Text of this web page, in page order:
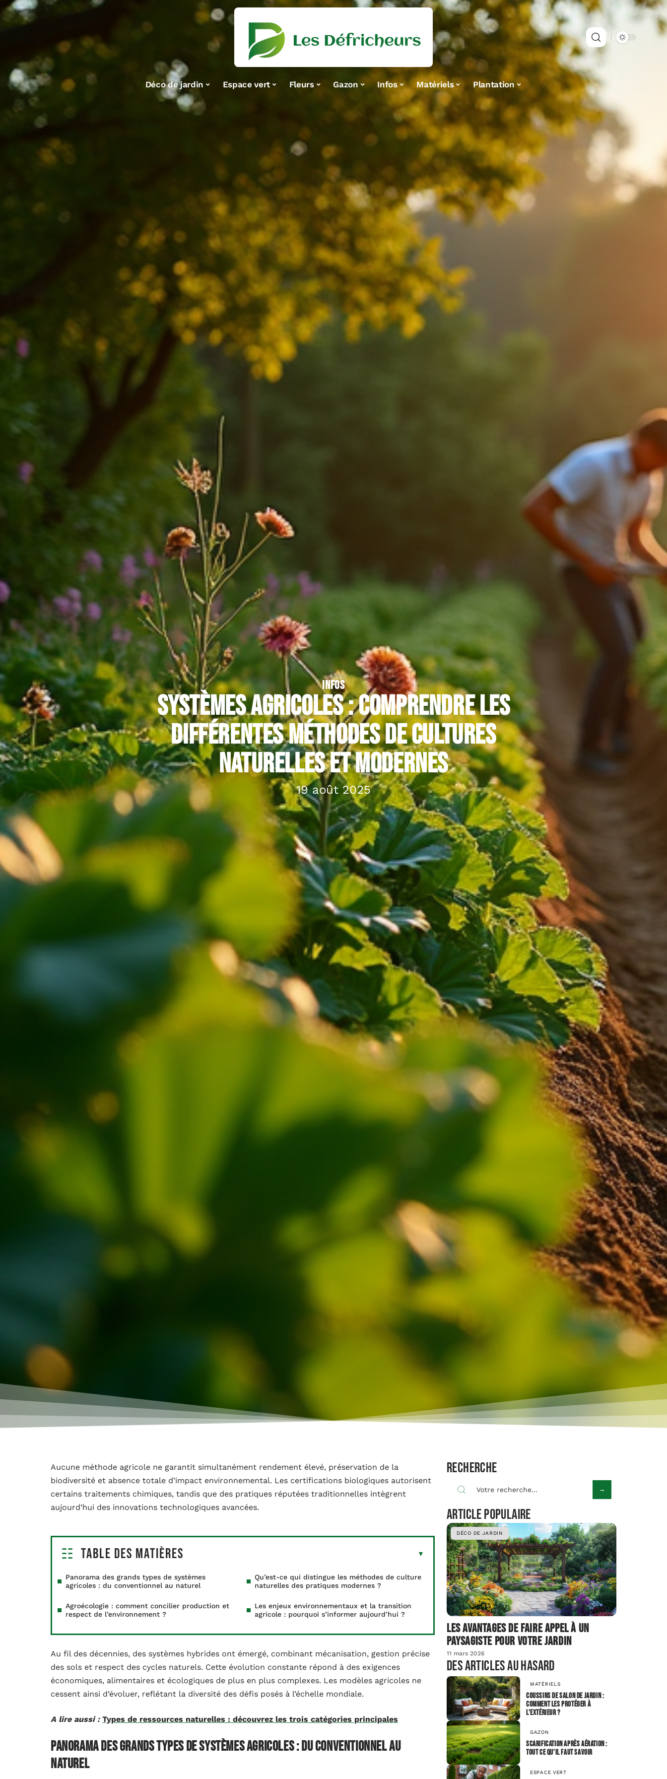
Déco de jardin Espace vert Fleurs Gazon Infos Matériels Plantation
INFOS
Systèmes agricoles : comprendre les
différentes méthodes de cultures
naturelles et modernes
19 août 2025
Aucune méthode agricole ne garantit simultanément rendement élevé, préservation de la
biodiversité et absence totale d’impact environnemental. Les certifications biologiques autorisent
certains traitements chimiques, tandis que des pratiques réputées traditionnelles intègrent
aujourd’hui des innovations technologiques avancées.
Table des matières
Panorama des grands types de systèmes
agricoles : du conventionnel au naturel
Qu’est-ce qui distingue les méthodes de culture
naturelles des pratiques modernes ?
Agroécologie : comment concilier production et
respect de l’environnement ?
Les enjeux environnementaux et la transition
agricole : pourquoi s’informer aujourd’hui ?
Au fil des décennies, des systèmes hybrides ont émergé, combinant mécanisation, gestion précise
des sols et respect des cycles naturels. Cette évolution constante répond à des exigences
économiques, alimentaires et écologiques de plus en plus complexes. Les modèles agricoles ne
cessent ainsi d’évoluer, reflétant la diversité des défis posés à l’échelle mondiale.
A lire aussi : Types de ressources naturelles : découvrez les trois catégories principales
Panorama des grands types de systèmes agricoles : du conventionnel au
naturel
Recherche
Article populaire
DÉCO DE JARDIN
Les avantages de faire appel à un
paysagiste pour votre jardin
11 mars 2026
Des articles au hasard
MATÉRIELS
Coussins de salon de jardin :
Comment les protéger à
l’extérieur ?
GAZON
Scarification après aération :
tout ce qu’il faut savoir
ESPACE VERT